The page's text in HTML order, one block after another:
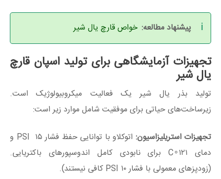
پیشنهاد مطالعه: خواص قارچ یال شیر
تجهیزات آزمایشگاهی برای تولید اسپان قارچ
یال شیر
تولید بذر یال شیر یک فعالیت میکروبیولوژیک است.
زیرساخت‌های حیاتی برای موفقیت شامل موارد زیر است:
تجهیزات استریلیزاسیون: اتوکلاو با توانایی حفظ فشار۱۵
و
دمای ۱۲۱∘ Cبرای نابودی کامل اندوسپورهای باکتریایی.
(زودپزهای معمولی با فشار۱۰ PSI کافی نیستند).